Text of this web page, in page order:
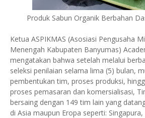
Produk Sabun Organik Berbahan
Ketua ASPIKMAS (Asosiasi Pengusaha
Menengah Kabupaten Banyumas)
mengatakan bahwa setelah melalui
seleksi penilaian selama lima (5) bulan,
pembentukan tim, proses produksi,
proses pemasaran dan komersialisasi,
bersaing dengan 149 tim lain yang
di Asia maupun Eropa seperti: